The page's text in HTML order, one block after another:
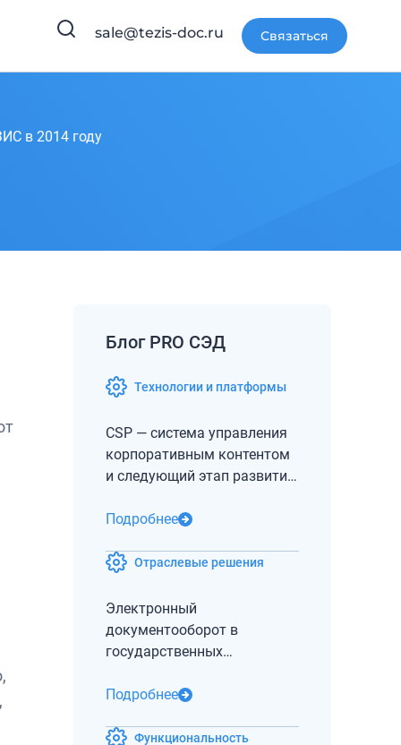
sale@tezis-doc.ru Связаться
в 2014 году
Блог PRO СЭД
Технологии и платформы
CSP — система управления
корпоративным контентом
и следующий этап развития
Подробнее
Отраслевые решения
Электронный
документооборот в
государственных
госсектору нужна своя СЭД
Подробнее
Функциональность